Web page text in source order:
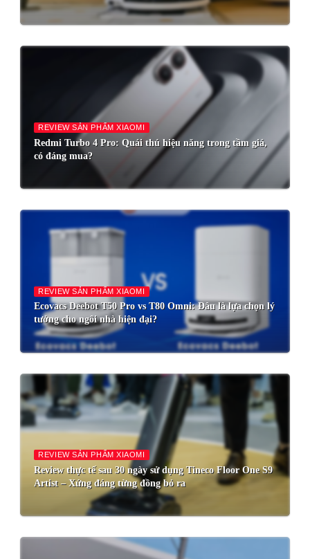
REVIEW SẢN PHẨM XIAOMI
Redmi Turbo 4 Pro: Quái thú hiệu năng trong tầm giá,
có đáng mua?
REVIEW SẢN PHẨM XIAOMI
Ecovacs Deebot T50 Pro vs T80 Omni: Đâu là lựa chọn lý
tưởng cho ngôi nhà hiện đại?
REVIEW SẢN PHẨM XIAOMI
Review thực tế sau 30 ngày sử dụng Tineco Floor One S9
Artist – Xứng đáng từng đồng bỏ ra